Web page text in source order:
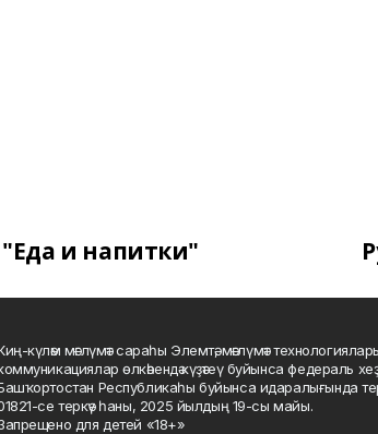
"Еда и напитки"
күләм мәғлүмәт сараһы Элемтә, мәғлүмәт
өлкәһендә күҙәтеү буйынса федераль
Республикаһы буйынса идаралығында
се теркәү һаны, 2025 йылдың 19-сы майы.
для детей «18+»